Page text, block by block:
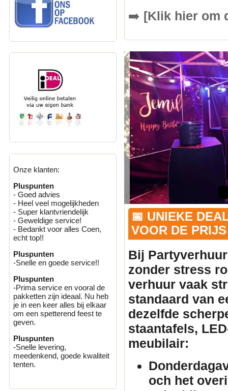
Onze klanten:
Pluspunten
- Goed advies
- Heel veel mogelijkheden
- Super klantvriendelijk
- Geweldige service!
- Bedankt voor alles Coen,
echt top!!
Pluspunten
-Snelle en goede service!!
Pluspunten
-Prima service en vooral de
pakketten zijn ideaal. Nu heb
je in een keer alles bij elkaar
om een spetterend feest te
geven.
Pluspunten
-Snelle levering,
meedenkend, goede kwaliteit
tenten.
➡️ [Klik hier om
📅 UNIEKE
VOOR DE
Bij
zonder stress
verhuur vaak
standaard van
dezelfde
staantafels,
meubilair:
och het